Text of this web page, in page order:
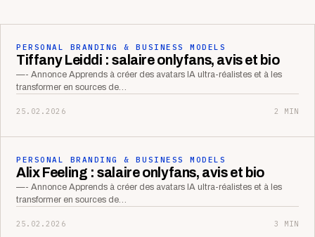
PERSONAL BRANDING & BUSINESS MODELS
Tiffany Leiddi : salaire onlyfans, avis et bio
—- Annonce Apprends à créer des avatars IA ultra-réalistes et à les
transformer en sources de…
25.02.2026 2 MIN
PERSONAL BRANDING & BUSINESS MODELS
Alix Feeling : salaire onlyfans, avis et bio
—- Annonce Apprends à créer des avatars IA ultra-réalistes et à les
transformer en sources de…
25.02.2026 3 MIN